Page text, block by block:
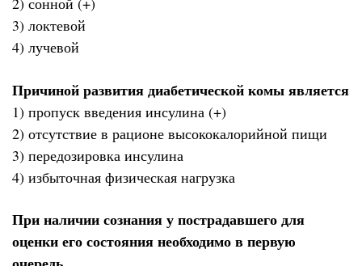
3) локтевой
4) лучевой
Причиной развития диабетической комы является
1) пропуск введения инсулина (+)
2) отсутствие в рационе высококалорийной пищи
3) передозировка инсулина
4) избыточная физическая нагрузка
При наличии сознания у пострадавшего для
оценки его состояния необходимо в первую